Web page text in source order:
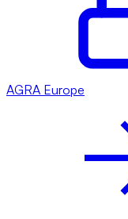
AGRA Europe